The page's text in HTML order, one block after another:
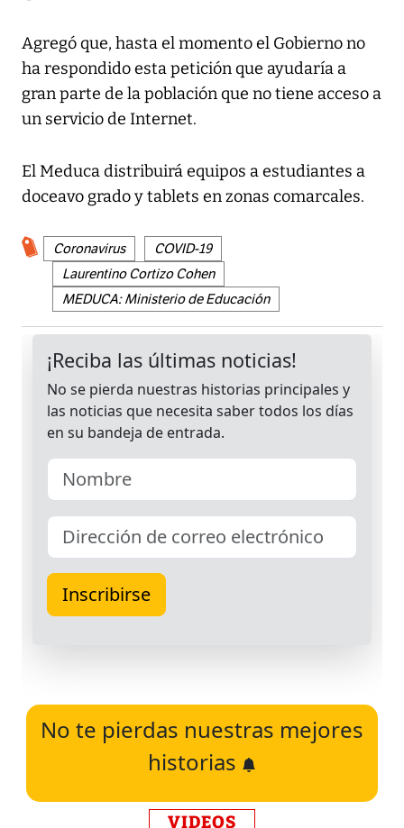
Agregó que, hasta el momento el Gobierno no
ha respondido esta petición que ayudaría a
gran parte de la población que no tiene acceso a
un servicio de Internet.
El Meduca distribuirá equipos a estudiantes a
doceavo grado y tablets en zonas comarcales.
Coronavirus
COVID-19
Laurentino Cortizo Cohen
MEDUCA: Ministerio de Educación
No te pierdas nuestras mejores
historias
VIDEOS